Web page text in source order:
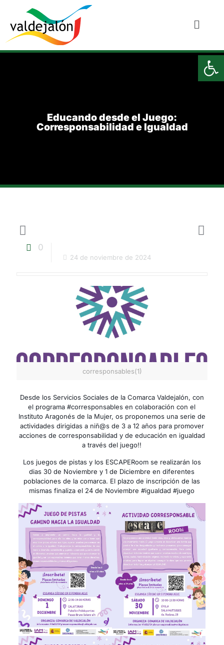
Educando desde el Juego:
Corresponsabilidad e Igualdad
0
24 de noviembre de 2024
corresponsables(1)
Desde los Servicios Sociales de la Comarca Valdejalón, con
el programa #corresponsables en colaboración con el
Instituto Aragonés de la Mujer, os proponemos una serie de
actividades dirigidas a niñ@s de 3 a 12 años para promover
acciones de corresponsabilidad y de educación en igualdad
a través del juego!!
Los juegos de pistas y los ESCAPERoom se realizarán los
dias 30 de Noviembre y 1 de Diciembre en diferentes
poblaciones de la comarca. El plazo de inscripción de las
mismas finaliza el 24 de Noviembre #igualdad #juego